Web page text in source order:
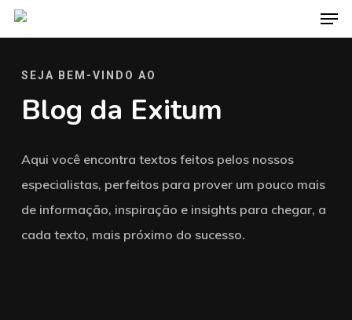
Skip
to
SEJA BEM-VINDO AO
Blog da Exitum
Aqui você encontra textos feitos pelos nossos
especialistas, perfeitos para prover um pouco mais
de informação, inspiração e insights para chegar, a
cada texto, mais próximo do sucesso.